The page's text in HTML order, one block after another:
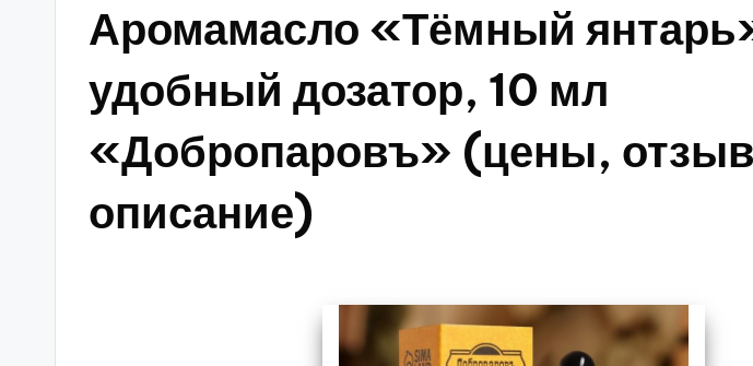
Аромамасло «Тёмный
удобный дозатор, 10 мл
«Добропаровъ» (цены,
описание)